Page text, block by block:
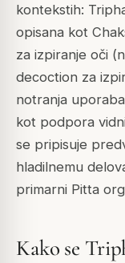
kontekstih:
opisana kot
za izpiranje oči
decoction za
notranja
kot podpora
se pripisuje
hladilnemu
primarni Pitta
Kako se